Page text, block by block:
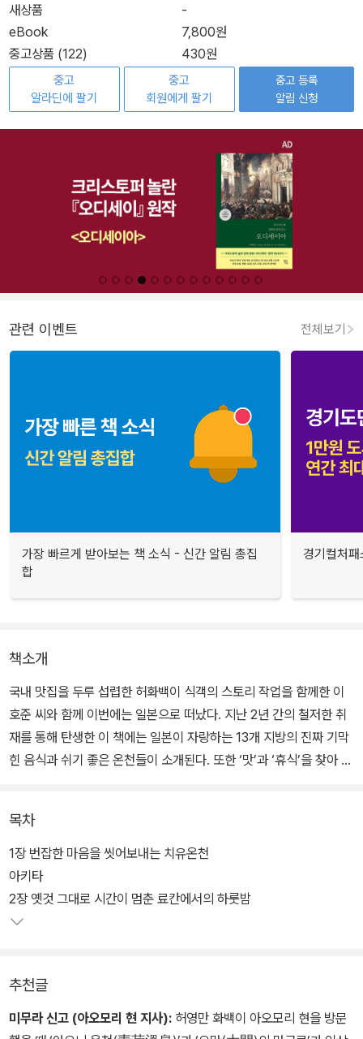
새상품
-
eBook
7,800원
중고상품 (122)
430원
중고
알라딘에 팔기
중고
회원에게 팔기
중고 등록
알림 신청
관련 이벤트 전체보기
가장 빠르게 받아보는 책 소식 - 신간 알림 총집
합
경기컬처
책소개
국내 맛집을 두루 섭렵한 허화백이 식객의 스토리 작업을 함께한 이
호준 씨와 함께 이번에는 일본으로 떠났다. 지난 2년 간의 철저한 취
재를 통해 탄생한 이 책에는 일본이 자랑하는 13개 지방의 진짜 기막
힌 음식과 쉬기 좋은 온천들이 소개된다. 또한 ‘맛’과 ‘휴식’을 찾아 떠
책은 아키다, 홋카이도 등 13개의 지방마다 크게 세 부분(온천, 볼거
리, 먹을거리)으로 구성된다. 100년이 넘도록 자리를 지키고 있는 료
칸부터 일본의 전통이 살아 숨쉬는 고즈넉한 온천부터 지역민들의 뜨
거운 요청에 의해 2001년에 복원된 증기기관차 봇창열차, 다이지 고
안 두루뭉실하게 알고 있던 일본 구석구석을 탐방해 얻은 정보들을
싣고 있다.
목차
1장 번잡한 마음을 씻어보내는 치유온천
아키타
2장 옛것 그대로 시간이 멈춘 료칸에서의 하룻밤
추천글
미무라 신고 (아오모리 현 지사): 허영만 화백이 아오모리 현을 방문